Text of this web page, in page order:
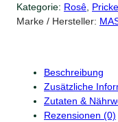
I
O
Kategorie: Rosê
Marke / Hersteller:
Beschreibung
Zusätzliche
Zutaten &
Rezensionen (0)